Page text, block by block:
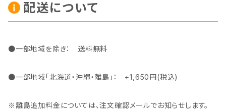
配送について
●一部地域を除き： 送料無料
●一部地域「北海道・沖縄・離島」： +1,650円(税込)
※離島追加料金については、注文確認メールでお知らせします。